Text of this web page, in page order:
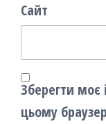
Сайт
Зберегти моє
цьому